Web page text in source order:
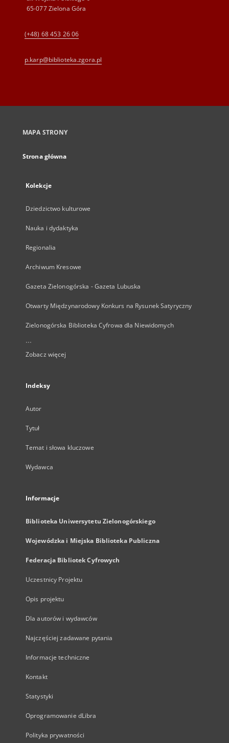
65-077 Zielona Góra
(+48) 68 453 26 06
p.karp@biblioteka.zgora.pl
MAPA STRONY
Strona główna
Kolekcje
Dziedzictwo kulturowe
Nauka i dydaktyka
Regionalia
Archiwum Kresowe
Gazeta Zielonogórska - Gazeta Lubuska
Otwarty Międzynarodowy Konkurs na Rysunek Satyryczny
Zielonogórska Biblioteka Cyfrowa dla Niewidomych
...
Zobacz więcej
Indeksy
Autor
Tytuł
Temat i słowa kluczowe
Wydawca
Informacje
Biblioteka Uniwersytetu Zielonogórskiego
Wojewódzka i Miejska Biblioteka Publiczna
Federacja Bibliotek Cyfrowych
Uczestnicy Projektu
Opis projektu
Dla autorów i wydawców
Najczęściej zadawane pytania
Informacje techniczne
Kontakt
Statystyki
Oprogramowanie dLibra
Polityka prywatności